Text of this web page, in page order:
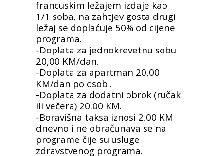
francuskim ležajem izdaje kao
1/1 soba, na zahtjev gosta drugi
ležaj se doplaćuje 50% od cijene
programa.
-Doplata za jednokrevetnu sobu
20,00 KM/dan.
-Doplata za apartman 20,00
KM/dan po osobi.
-Doplata za dodatni obrok (ručak
ili večera) 20,00 KM.
-Boravišna taksa iznosi 2,00 KM
dnevno i ne obračunava se na
programe čije su usluge
zdravstvenog programa.